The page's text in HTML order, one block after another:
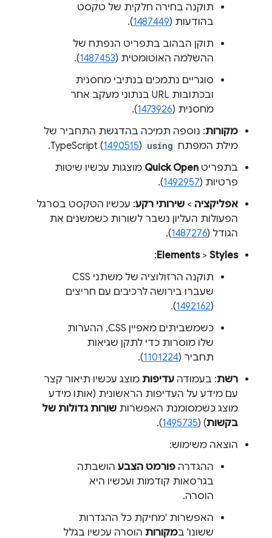
תוקנה בחירה חלקית של טקסט
בהודעות (1487449
).
תוקן הבהוב בתפריט הנפתח של
ההשלמה האוטומטית (1487453
).
סוגריים נתמכים בנתיבי מחסנית
ובכתובות URL בנתוני מעקב אחר
מחסנית (1473926
).
מקורות: נוספה תמיכה בהדגשת התחביר של
מילת המפתח using
1490515).
בתפריט Quick Open מוצגות עכשיו שיטות
פרטיות (1492957
).
אפליקציה > שירותי רקע: עכשיו הטקסט בסרגל
הפעולות העליון נשבר לשורות כשמשנים את
הגודל (1487276
).
Elements> Styles
:
תוקנה הרזולוציה של משתני CSS
שעברו בירושה לרכיבים עם חריצים
(
1492162
).
כשמשביתים מאפיין CSS, ההערות
שלו מוסרות כדי לתקן שגיאות
תחביר (1101224
).
רשת: בעמודה עדיפות מוצג עכשיו תיאור קצר
עם מידע על העדיפות הראשונית (אותו מידע
מוצג כשמסומנת האפשרות שורות גדולות של
בקשות) (
1495735
).
הוצאה משימוש:
ההגדרה פורמט הצבע הושבתה
בגרסאות קודמות ועכשיו היא
הוסרה.
האפשרות 'מחיקת כל ההגדרות
ששונו' במקורות הוסרה עכשיו בגלל